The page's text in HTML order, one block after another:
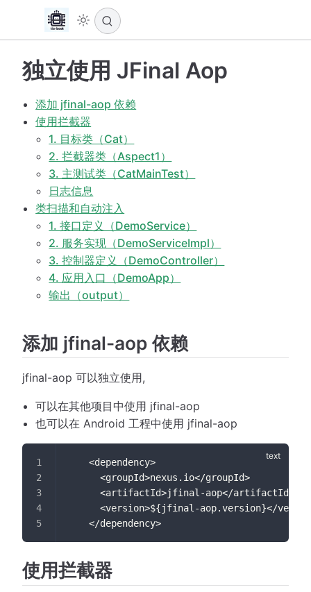
独立使用 JFinal Aop
添加 jfinal-aop 依赖
使用拦截器
1. 目标类（Cat）
2. 拦截器类（Aspect1）
3. 主测试类（CatMainTest）
日志信息
类扫描和自动注入
1. 接口定义（DemoService）
2. 服务实现（DemoServiceImpl）
3. 控制器定义（DemoController）
4. 应用入口（DemoApp）
输出（output）
添加 jfinal-aop 依赖
jfinal-aop 可以独立使用,
可以在其他项目中使用 jfinal-aop
也可以在 Android 工程中使用 jfinal-aop
    <dependency>
      <groupId>nexus.io</groupId>
      <artifactId>jfinal-aop</artifactId>
<version>${jfinal-aop.version}</
    </dependency>
使用拦截器